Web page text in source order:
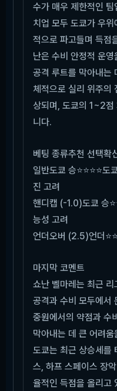
수가 매우 제한적인
치업 모두 도쿄가 우
적으로 파고들며 득점
난은 수비 안정적 운
공격 루트를 막아내는
체적으로 실리 위주의
상되며, 도쿄의 1~2점
니다.
베팅 종류추천 선택확
일반도쿄 승⭐⭐⭐⭐도
진 고려
핸디캡 (-1.0)도쿄 승
능성 고려
언더오버 (2.5)언더
마지막 코멘트
쇼난 벨마레는 최근
공격과 수비 모두에서
중원에서의 약점과 수
막아내는 데 큰 어려
도쿄는 최근 상승세를
스, 하프 스페이스 장
율적인 득점을 올리고